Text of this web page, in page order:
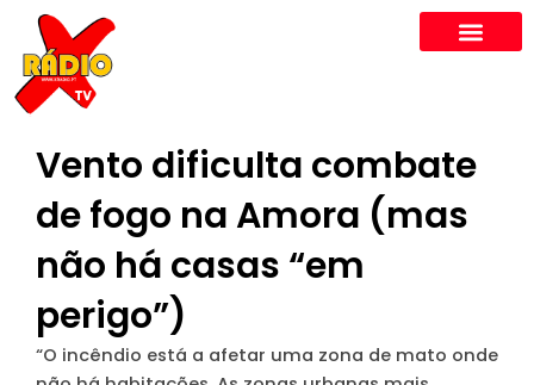
content
Vento dificulta combate
de fogo na Amora (mas
não há casas “em
perigo”)
“O incêndio está a afetar uma zona de mato onde